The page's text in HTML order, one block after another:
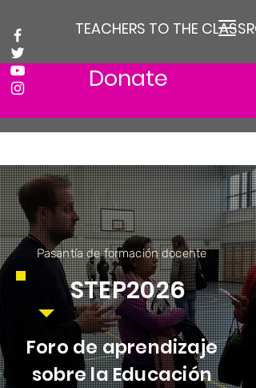
TEACHERS TO THE
Donate
Pasantía de formación docente
STEP2026
Foro de aprendizaje
sobre la Educación